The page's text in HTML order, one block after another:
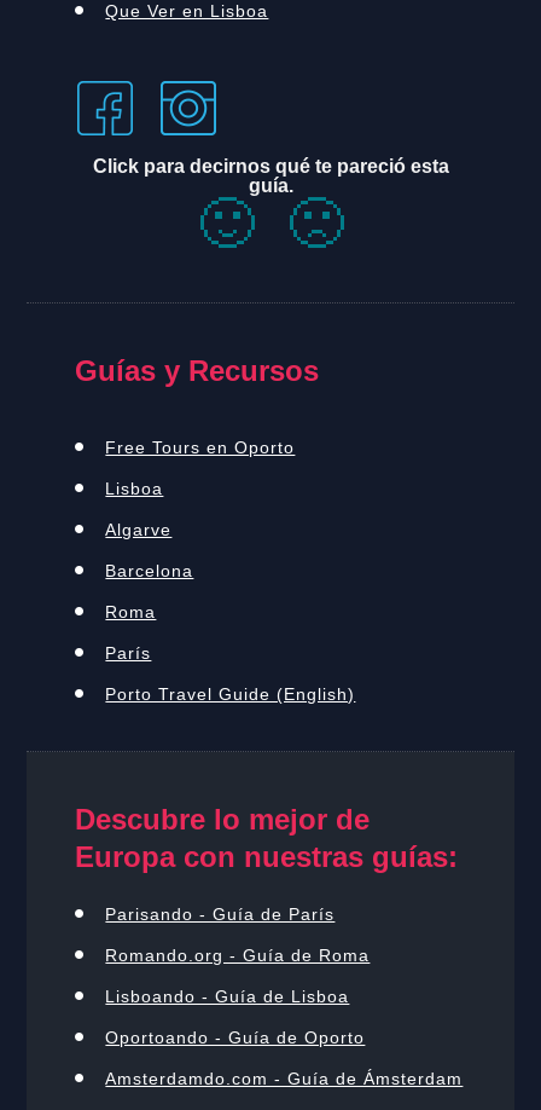
Que Ver en Lisboa
Click para decirnos qué te pareció esta
guía.
🙂 🙁
Guías y Recursos
Free Tours en Oporto
Lisboa
Algarve
Barcelona
Roma
París
Porto Travel Guide (English)
Descubre lo mejor de
Europa con nuestras guías:
Parisando - Guía de París
Romando.org - Guía de Roma
Lisboando - Guía de Lisboa
Oportoando - Guía de Oporto
Amsterdamdo.com - Guía de Ámsterdam